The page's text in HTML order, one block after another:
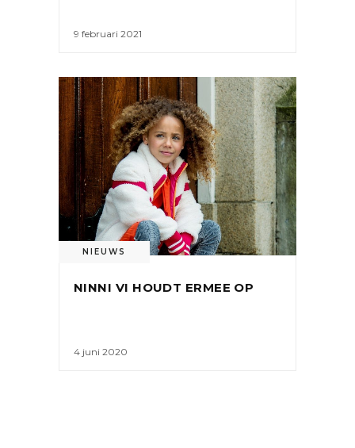
9 februari 2021
NIEUWS
NINNI VI HOUDT ERMEE OP
4 juni 2020